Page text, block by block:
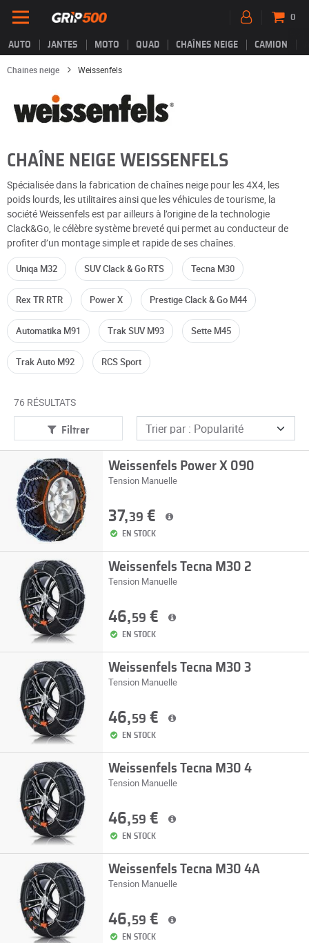
AUTO JANTES MOTO QUAD CHAÎNES NEIGE CAMION
0
Chaines neige Weissenfels
CHAÎNE NEIGE WEISSENFELS
Spécialisée dans la fabrication de chaînes neige pour les 4X4, les
poids lourds, les utilitaires ainsi que les véhicules de tourisme, la
société Weissenfels est par ailleurs à l’origine de la technologie
Clack&Go, le célèbre système breveté qui permet au conducteur de
profiter d’un montage simple et rapide de ses chaînes.
Uniqa M32 SUV Clack & Go RTS Tecna M30
Rex TR RTR Power X Prestige Clack & Go M44
Automatika M91 Trak SUV M93 Sette M45
Trak Auto M92 RCS Sport
76 RÉSULTATS
Filtrer
Weissenfels Power X 090
Tension Manuelle
37,39 €
EN STOCK
Weissenfels Tecna M30 2
Tension Manuelle
46,59 €
EN STOCK
Weissenfels Tecna M30 3
Tension Manuelle
46,59 €
EN STOCK
Weissenfels Tecna M30 4
Tension Manuelle
46,59 €
EN STOCK
Weissenfels Tecna M30 4A
Tension Manuelle
46,59 €
EN STOCK